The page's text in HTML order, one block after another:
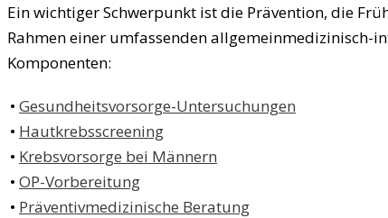
Ein wichtiger Schwerpunkt ist die Prävention, die
Rahmen einer umfassenden
Komponenten:
• Gesundheitsvorsorge-Untersuchungen
• Hautkrebsscreening
• Krebsvorsorge bei Männern
• OP-Vorbereitung
• Präventivmedizinische Beratung